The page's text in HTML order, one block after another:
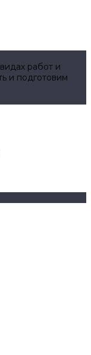
работ и
и подготовим